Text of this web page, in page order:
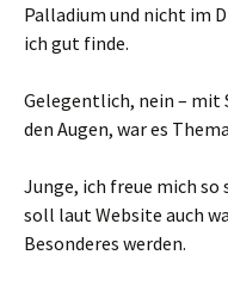
Palladium und nicht im
ich gut finde.
Gelegentlich, nein – mit
den Augen, war es
Junge, ich freue mich so
soll laut Website auch
Besonderes werden.